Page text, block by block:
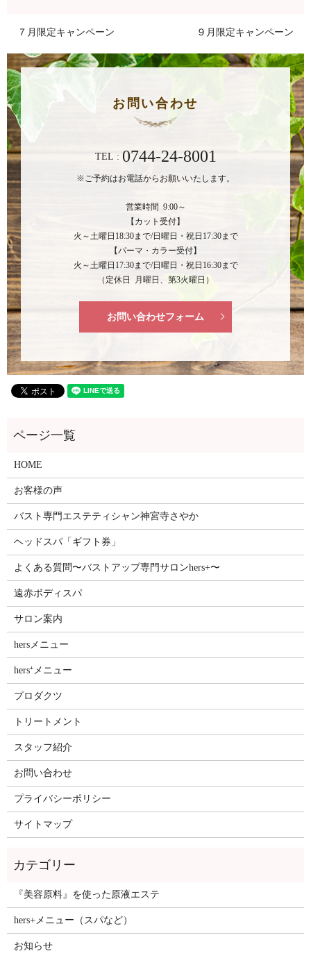
７月限定キャンペーン ９月限定キャンペーン
お問い合わせ
TEL : 0744-24-8001
※ご予約はお電話からお願いいたします。
営業時間 9:00～
【カット受付】
火～土曜日18:30まで/日曜日・祝日17:30まで
【パーマ・カラー受付】
火～土曜日17:30まで/日曜日・祝日16:30まで
（定休日 月曜日、第3火曜日）
お問い合わせフォーム
HOME
お客様の声
バスト専門エステティシャン神宮寺さやか
ヘッドスパ「ギフト券」
よくある質問〜バストアップ専門サロンhers+〜
遠赤ボディスパ
サロン案内
hersメニュー
hers⁺メニュー
プロダクツ
トリートメント
スタッフ紹介
お問い合わせ
プライバシーポリシー
サイトマップ
『美容原料』を使った原液エステ
hers+メニュー（スパなど）
お知らせ